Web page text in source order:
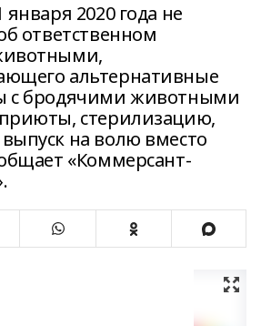
2020 года не
ответственном
альтернативные
с бродячими животными
стерилизацию,
на волю вместо
«Коммерсант-